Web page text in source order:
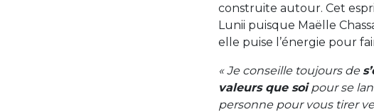
construite autour. Cet
Lunii puisque Maëlle
elle puise l’énergie pour
« Je conseille toujours de
valeurs que soipour se
personne pour vous tirer